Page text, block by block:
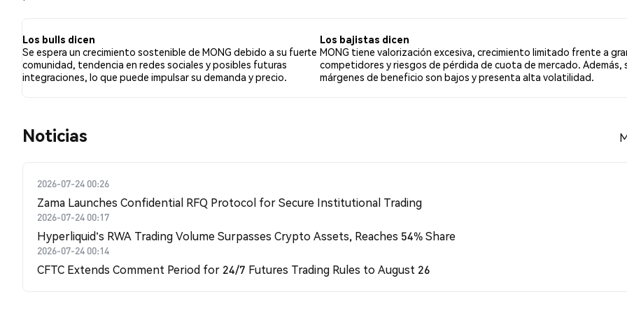
Los bulls dicen
Se espera un crecimiento sostenible de MONG debido a su fuerte
comunidad, tendencia en redes sociales y posibles futuras
integraciones, lo que puede impulsar su demanda y precio.
Los bajistas dicen
MONG tiene valorización excesiva, crecimiento limitado frente a
competidores y riesgos de pérdida de cuota de mercado. Además,
márgenes de beneficio son bajos y presenta alta volatilidad.
Noticias
2026-07-24 00:26
Zama Launches Confidential RFQ Protocol for Secure Institutional Trading
2026-07-24 00:17
Hyperliquid's RWA Trading Volume Surpasses Crypto Assets, Reaches 54% Share
2026-07-24 00:14
CFTC Extends Comment Period for 24/7 Futures Trading Rules to August 26